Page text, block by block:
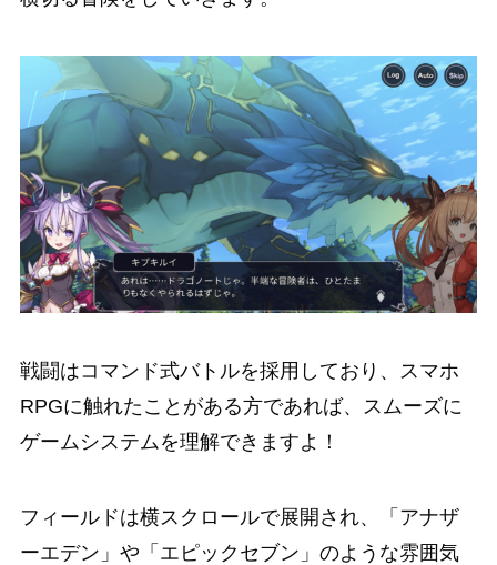
戦闘はコマンド式バトルを採用 しており、スマホ
RPGに触れたことがある方であれば、
スムーズに
ゲームシステムを理解できますよ！
フィールドは横スクロールで展開され、「アナザ
ーエデン」や「エピックセブン」のような雰囲気